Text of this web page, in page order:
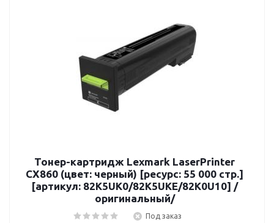
Тонер-картридж Lexmark LaserPrinter
CX860 (цвет: черный) [ресурс: 55 000 стр.]
[артикул: 82K5UK0/82K5UKE/82K0U10] /
оригинальный/
Под заказ